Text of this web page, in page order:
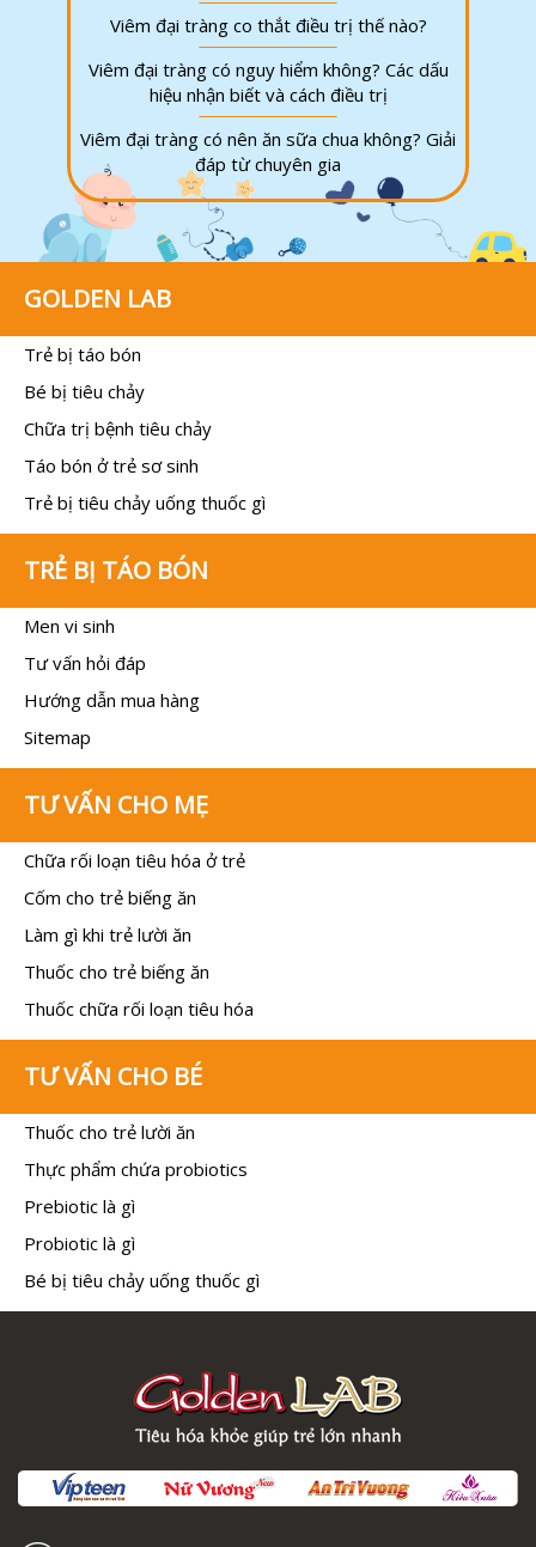
Viêm đại tràng co thắt điều trị thế nào?
Viêm đại tràng có nguy hiểm không? Các dấu
hiệu nhận biết và cách điều trị
Viêm đại tràng có nên ăn sữa chua không? Giải
đáp từ chuyên gia
GOLDEN LAB
Trẻ bị táo bón
Bé bị tiêu chảy
Chữa trị bệnh tiêu chảy
Táo bón ở trẻ sơ sinh
Trẻ bị tiêu chảy uống thuốc gì
TRẺ BỊ TÁO BÓN
Men vi sinh
Tư vấn hỏi đáp
Hướng dẫn mua hàng
Sitemap
TƯ VẤN CHO MẸ
Chữa rối loạn tiêu hóa ở trẻ
Cốm cho trẻ biếng ăn
Làm gì khi trẻ lười ăn
Thuốc cho trẻ biếng ăn
Thuốc chữa rối loạn tiêu hóa
TƯ VẤN CHO BÉ
Thuốc cho trẻ lười ăn
Thực phẩm chứa probiotics
Prebiotic là gì
Probiotic là gì
Bé bị tiêu chảy uống thuốc gì